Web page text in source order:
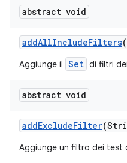
abstract void
addAllIncludeFilters
Aggiunge il Set di filtri
abstract void
addExcludeFilter
Aggiunge un filtro dei test